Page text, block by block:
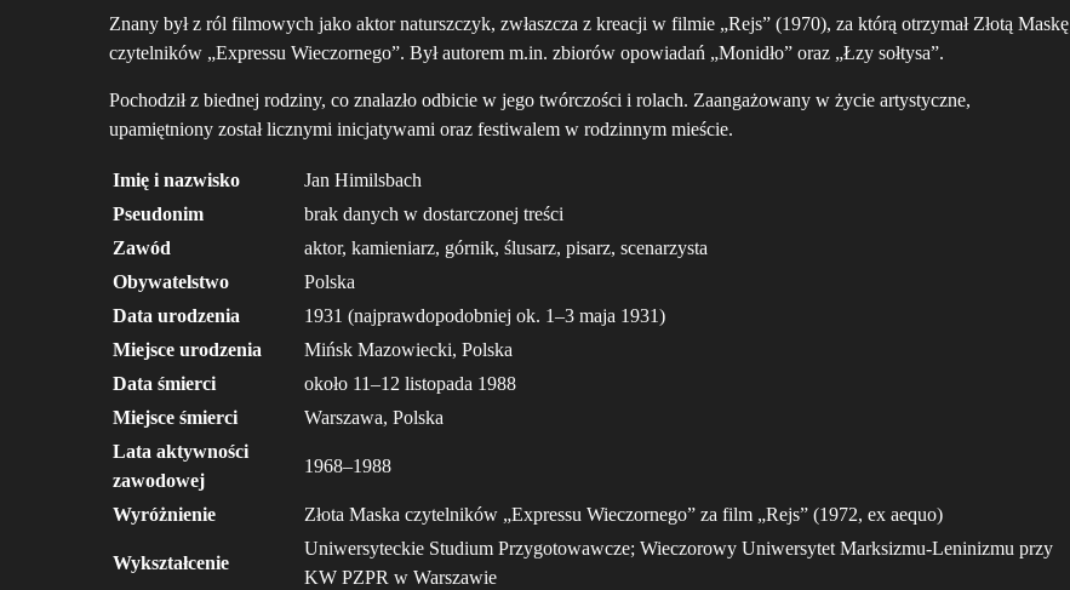
Znany był z ról filmowych jako aktor naturszczyk, zwłaszcza z kreacji w filmie „Rejs” (1970), za którą otrzymał Złotą Maskę
czytelników „Expressu Wieczornego”. Był autorem m.in. zbiorów opowiadań „Monidło” oraz „Łzy sołtysa”.
Pochodził z biednej rodziny, co znalazło odbicie w jego twórczości i rolach. Zaangażowany w życie artystyczne,
upamiętniony został licznymi inicjatywami oraz festiwalem w rodzinnym mieście.
Imię i nazwisko
Jan Himilsbach
Pseudonim
brak danych w dostarczonej treści
Zawód
aktor, kamieniarz, górnik, ślusarz, pisarz, scenarzysta
Obywatelstwo
Polska
Data urodzenia
1931 (najprawdopodobniej ok. 1–3 maja 1931)
Miejsce urodzenia
Mińsk Mazowiecki, Polska
Data śmierci
około 11–12 listopada 1988
Miejsce śmierci
Warszawa, Polska
Lata aktywności
zawodowej
1968–1988
Wyróżnienie Złota Maska czytelników „Expressu Wieczornego” za film „Rejs” (1972, ex aequo)
Wykształcenie
Uniwersyteckie Studium Przygotowawcze; Wieczorowy Uniwersytet Marksizmu-Leninizmu przy
KW PZPR w Warszawie